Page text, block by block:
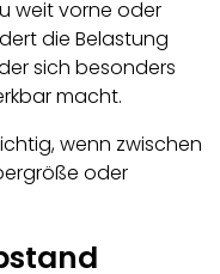
weit vorne oder
die Belastung
sich besonders
macht.
wenn zwischen
oder